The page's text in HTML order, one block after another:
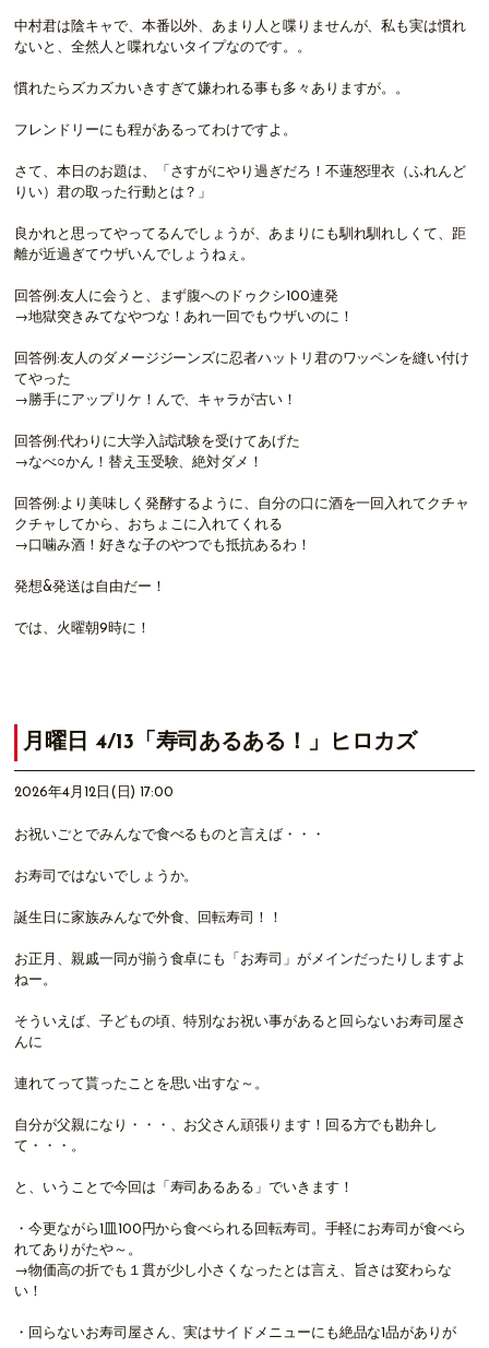
中村君は陰キャで、本番以外、あまり人と喋りませんが、私も実は慣れ
ないと、全然人と喋れないタイプなのです。。
慣れたらズカズカいきすぎて嫌われる事も多々ありますが。。
フレンドリーにも程があるってわけですよ。
さて、本日のお題は、「さすがにやり過ぎだろ！不蓮怒理衣（ふれんど
りい）君の取った行動とは？」
良かれと思ってやってるんでしょうが、あまりにも馴れ馴れしくて、距
離が近過ぎてウザいんでしょうねぇ。
回答例:友人に会うと、まず腹へのドゥクシ100連発
→地獄突きみてなやつな！あれ一回でもウザいのに！
回答例:友人のダメージジーンズに忍者ハットリ君のワッペンを縫い付け
てやった
→勝手にアップリケ！んで、キャラが古い！
回答例:代わりに大学入試試験を受けてあげた
→なべ○かん！替え玉受験、絶対ダメ！
回答例:より美味しく発酵するように、自分の口に酒を一回入れてクチャ
クチャしてから、おちょこに入れてくれる
→口噛み酒！好きな子のやつでも抵抗あるわ！
発想&発送は自由だー！
では、火曜朝9時に！
月曜日 4/13「寿司あるある！」ヒロカズ
2026年4月12日(日) 17:00
お祝いごとでみんなで食べるものと言えば・・・
お寿司ではないでしょうか。
誕生日に家族みんなで外食、回転寿司！！
お正月、親戚一同が揃う食卓にも「お寿司」がメインだったりしますよ
ねー。
そういえば、子どもの頃、特別なお祝い事があると回らないお寿司屋さ
んに
連れてって貰ったことを思い出すな～。
自分が父親になり・・・、お父さん頑張ります！回る方でも勘弁し
て・・・。
と、いうことで今回は「寿司あるある」でいきます！
・今更ながら1皿100円から食べられる回転寿司。手軽にお寿司が食べら
れてありがたや～。
→物価高の折でも１貫が少し小さくなったとは言え、旨さは変わらな
い！
・回らないお寿司屋さん、実はサイドメニューにも絶品な1品がありが